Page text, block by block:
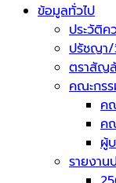
ข้อมูลทั่วไป
ประวัติค
ปรัชญา/
ตราสัญ
คณะกร
ค
ค
ผู้
รายงาน